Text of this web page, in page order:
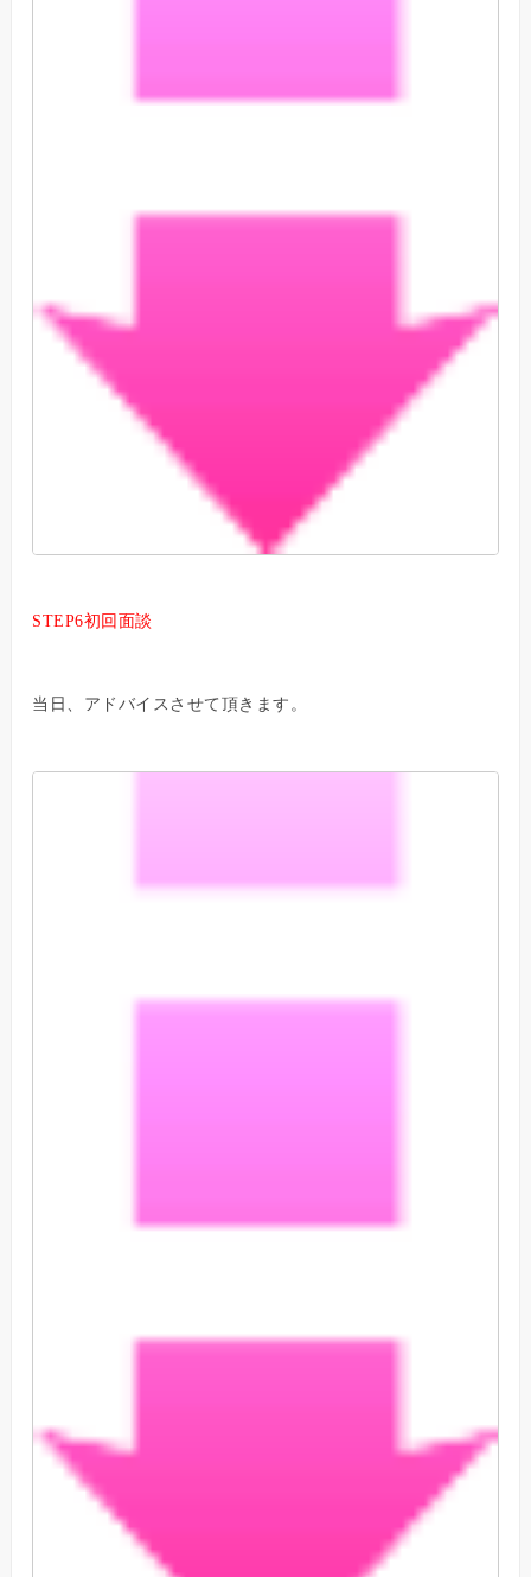
STEP6初回面談
当日、アドバイスさせて頂きます。